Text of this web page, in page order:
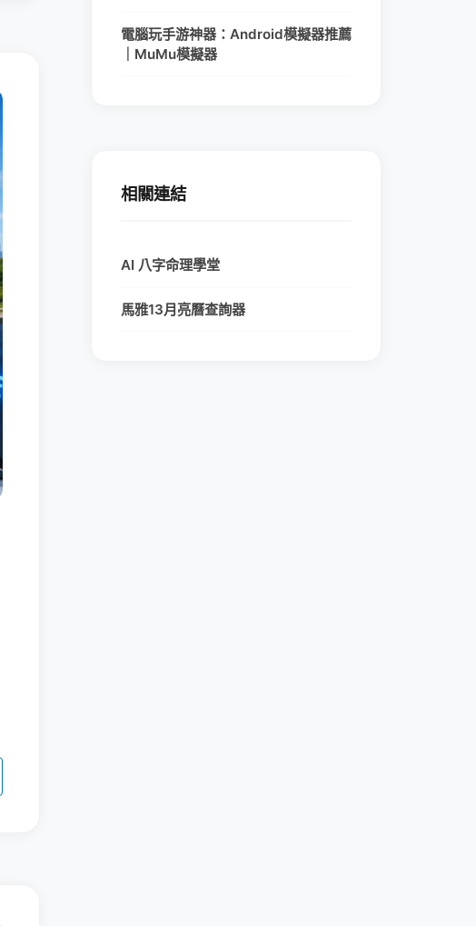
電腦玩手游神器：Android模擬器推薦
｜MuMu模擬器
相關連結
AI 八字命理學堂
馬雅13月亮曆查詢器